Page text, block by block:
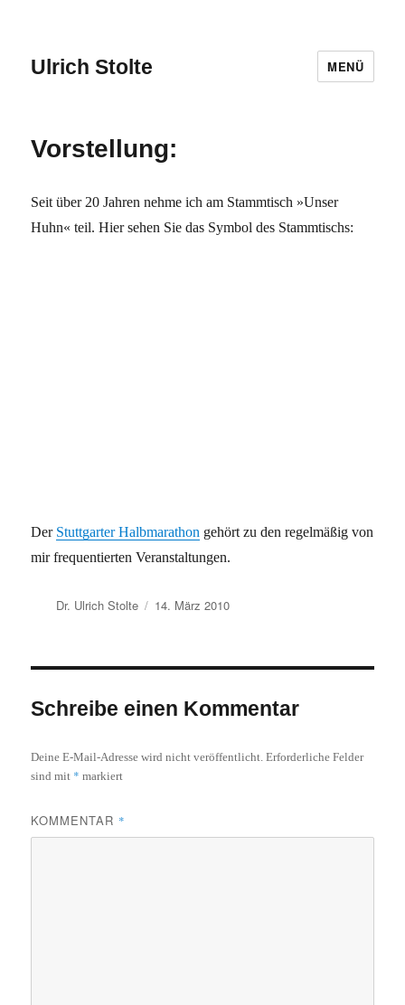
Ulrich Stolte MENÜ
Vorstellung:
Seit über 20 Jahren nehme ich am Stammtisch »Unser
Huhn« teil. Hier sehen Sie das Symbol des Stammtischs:
Der Stuttgarter Halbmarathon gehört zu den regelmäßig von
mir frequentierten Veranstaltungen.
Autor
Dr. Ulrich Stolte
Veröffentlicht
14. März 2010
Schreibe einen Kommentar
Deine E-Mail-Adresse wird nicht veröffentlicht. Erforderliche Felder
sind mit * markiert
KOMMENTAR *